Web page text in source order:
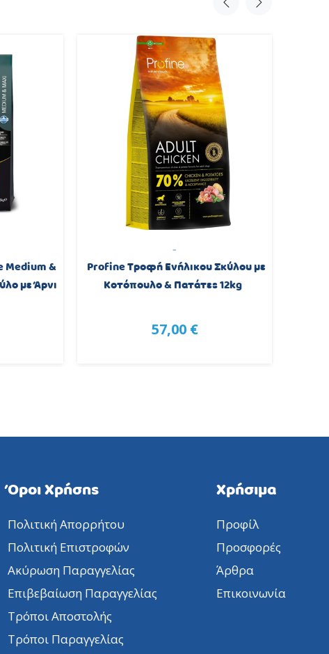
Medium &
με Άρνι
-
Profine Τροφή Ενήλικου Σκύλου με
Κοτόπουλο & Πατάτες 12kg
57,00 €
Όροι Χρήσης
Πολιτική Απορρήτου
Πολιτική Επιστροφών
Ακύρωση Παραγγελίας
Επιβεβαίωση Παραγγελίας
Τρόποι Αποστολής
Τρόποι Παραγγελίας
Χρήσιμα
Προφίλ
Προσφορές
Άρθρα
Επικοινωνία